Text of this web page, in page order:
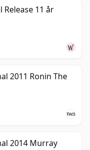
Release 11 år
2011 Ronin The
2014 Murray